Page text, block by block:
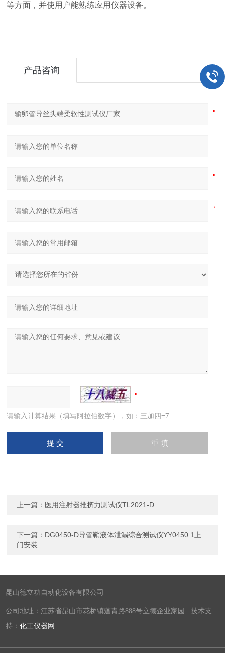
等方面，并使用户能熟练应用仪器设备。
产品咨询
请输入计算结果（填写阿拉伯数字），如：三加四=7
上一篇： 医用注射器推挤力测试仪TL2021-D
下一篇： DG0450-D导管鞘液体泄漏综合测试仪YY0450.1上
门安装
昆山德立功自动化设备有限公司
公司地址：江苏省昆山市花桥镇蓬青路888号立德企业家园 技术支
持：化工仪器网